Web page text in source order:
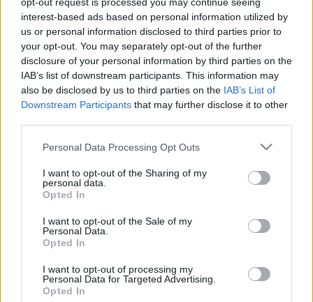
opt-out request is processed you may continue seeing
interest-based ads based on personal information utilized by
us or personal information disclosed to third parties prior to
your opt-out. You may separately opt-out of the further
disclosure of your personal information by third parties on the
IAB’s list of downstream participants. This information may
also be disclosed by us to third parties on the IAB’s List of
Downstream Participants that may further disclose it to other
Please note that this website/app uses one or more Google
not limited to your visit or usage behaviour. You may click to
grant or deny consent to Google and its third-party tags to
use your data for below specified purposes in below Google
consent section.
Personal Data Processing Opt Outs
I want to opt-out of the Sharing of my
personal data.
Opted In
I want to opt-out of the Sale of my
Personal Data.
Opted In
I want to opt-out of processing my
Personal Data for Targeted Advertising.
Opted In
Országos hírek oktatás továbbképzés
Kecskeméten is szakirányú
továbbképzésekkel erősít a Gál Ferenc
Egyetem
SZÚNYOGINVÁZIÓ ELKERÜLÉSÉBEN
Országos hírek
TÚLFOGYASZTÁS NAPJA - JÚLIUS 30-RA
FELHASZNÁLTA AZ EMBERISÉG A FÖLD EGÉSZ
ÉVRE ELEGENDŐ ERŐFORRÁSAIT
Helyi hírek
Beindult az őszibarackszezon,